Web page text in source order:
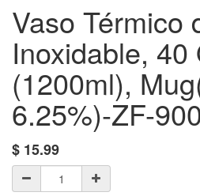
Vaso Térmico
Inoxidable, 40
(1200ml),
6.25%)-ZF-
$ 15.99